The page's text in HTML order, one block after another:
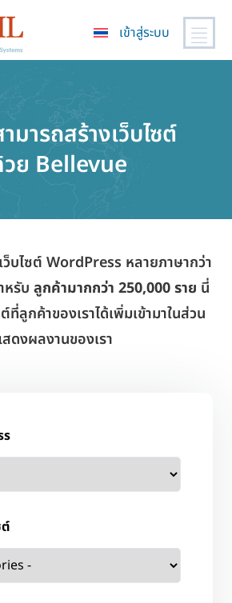
เข้าสู่ระบบ
มารถสร้างเว็บไซต์
ย Bellevue
บไซต์ WordPress หลายภาษากว่า
หรับ ลูกค้ามากกว่า 250,000 ราย นี่
ที่ลูกค้าของเราได้เพิ่มเข้ามาในส่วน
ดงผลงานของเรา